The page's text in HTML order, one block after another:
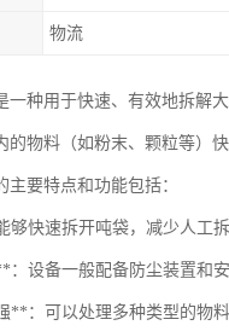
物流
一种用于快速、有效地拆解
的物料（如粉末、颗粒等）
主要特点和功能包括：
快速拆开吨袋，减少人工拆
设备一般配备防尘装置和
**：可以处理多种类型的物